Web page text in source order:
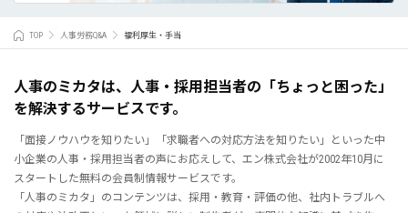
TOP 人事労務Q&A 福利厚生・手当
人事のミカタは、人事・採用担当者の「ちょっと困った」
を解決するサービスです。
「面接ノウハウを知りたい」「求職者への対応方法を知りたい」といった中
小企業の人事・採用担当者の声にお応えして、エン株式会社が2002年10月に
スタートした無料の会員制情報サービスです。
「人事のミカタ」のコンテンツは、採用・教育・評価の他、社内トラブルへ